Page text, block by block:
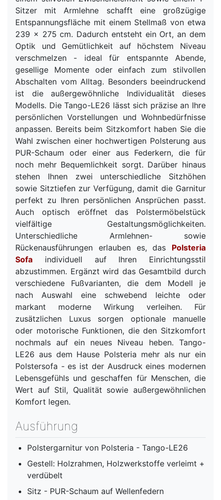
Sitzer mit Armlehne schafft eine großzügige
Entspannungsfläche mit einem Stellmaß von etwa
239 x 275 cm. Dadurch entsteht ein Ort, an dem
Optik und Gemütlichkeit auf höchstem Niveau
verschmelzen - ideal für entspannte Abende,
gesellige Momente oder einfach zum stilvollen
Abschalten vom Alltag. Besonders beeindruckend
ist die außergewöhnliche Individualität dieses
Modells. Die Tango-LE26 lässt sich präzise an Ihre
persönlichen Vorstellungen und Wohnbedürfnisse
anpassen. Bereits beim Sitzkomfort haben Sie die
Wahl zwischen einer hochwertigen Polsterung aus
PUR-Schaum oder einer aus Federkern, die für
noch mehr Bequemlichkeit sorgt. Darüber hinaus
stehen Ihnen zwei unterschiedliche Sitzhöhen
sowie Sitztiefen zur Verfügung, damit die Garnitur
perfekt zu Ihren persönlichen Ansprüchen passt.
Auch optisch eröffnet das Polstermöbelstück
vielfältige Gestaltungsmöglichkeiten.
Unterschiedliche Armlehnen- sowie
Rückenausführungen erlauben es, das Polsteria
Sofa individuell auf Ihren Einrichtungsstil
abzustimmen. Ergänzt wird das Gesamtbild durch
verschiedene Fußvarianten, die dem Modell je
nach Auswahl eine schwebend leichte oder
markant moderne Wirkung verleihen. Für
zusätzlichen Luxus sorgen optionale manuelle
oder motorische Funktionen, die den Sitzkomfort
nochmals auf ein neues Niveau heben. Tango-
LE26 aus dem Hause Polsteria mehr als nur ein
Polstersofa - es ist der Ausdruck eines modernen
Lebensgefühls und geschaffen für Menschen, die
Wert auf Stil, Qualität sowie außergewöhnlichen
Komfort legen.
Ausführung
Polstergarnitur von Polsteria - Tango-LE26
Gestell: Holzrahmen, Holzwerkstoffe verleimt +
verdübelt
Sitz - PUR-Schaum auf Wellenfedern